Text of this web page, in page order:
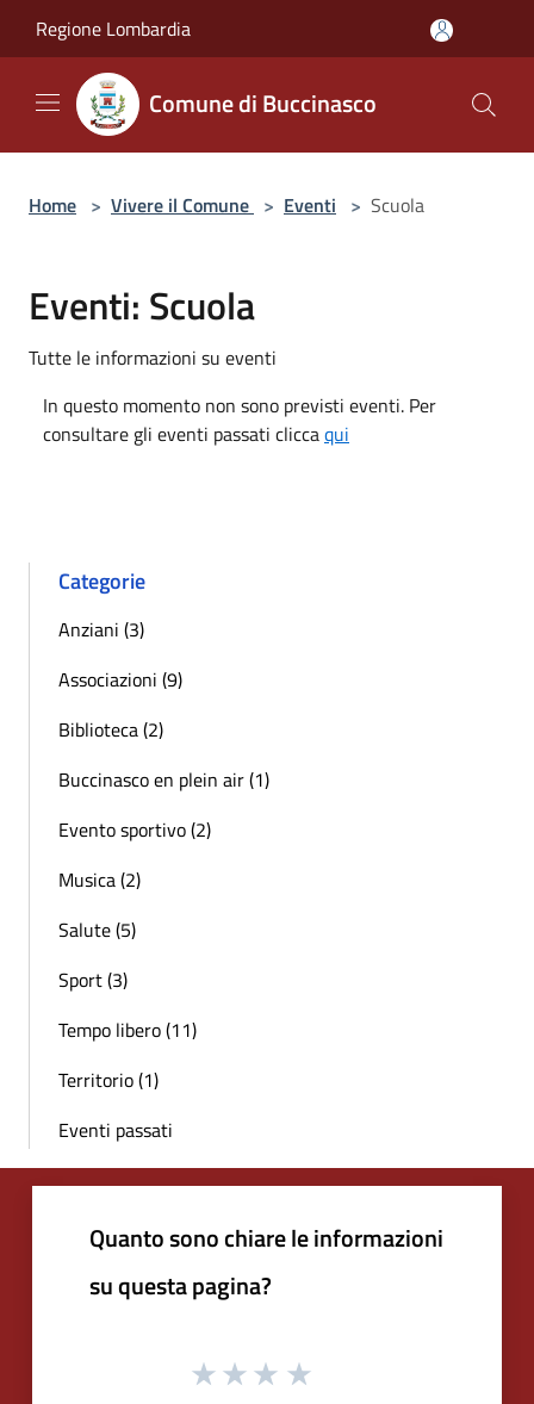
Regione Lombardia
Comune di Buccinasco
Home > Vivere il Comune > Eventi > Scuola
Eventi: Scuola
Tutte le informazioni su eventi
In questo momento non sono previsti eventi. Per
consultare gli eventi passati cliccaqui
Categorie
Anziani (3)
Associazioni (9)
Biblioteca (2)
Buccinasco en plein air (1)
Evento sportivo (2)
Musica (2)
Salute (5)
Sport (3)
Tempo libero (11)
Territorio (1)
Eventi passati
Quanto sono chiare le informazioni
su questa pagina?